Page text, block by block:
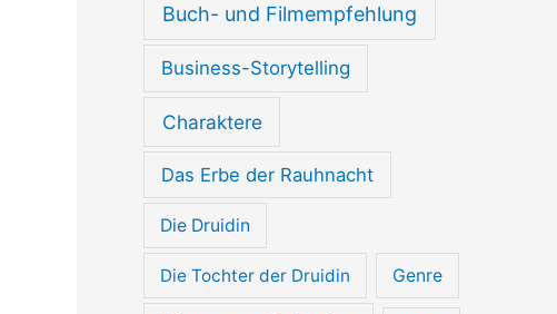
Buch- und Filmempfehlung
Business-Storytelling
Charaktere
Das Erbe der Rauhnacht
Die Druidin
Die Tochter der Druidin Genre